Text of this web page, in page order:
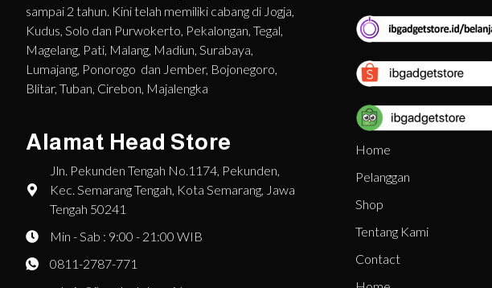
sampai 2 tahun. Kini telah memiliki cabang di Jogja,
Kudus, Solo dan Purwokerto, Pekalongan, Tegal,
Magelang, Pati, Malang, Madiun, Surabaya,
Lumajang, Ponorogo dan Jember, Bojonegoro,
Blitar, Tuban, Cirebon, Majalengka
Alamat Head Store
Jln. Pekunden Tengah No.1174, Pekunden,
Kec. Semarang Tengah, Kota Semarang, Jawa
Tengah 50241
Min - Sab : 9:00 - 21:00 WIB
0811-2787-771
Home
Pelanggan
Shop
Tentang Kami
Contact